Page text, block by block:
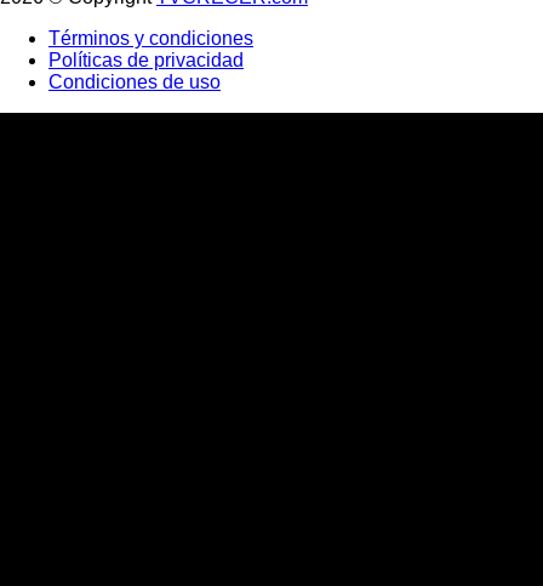
Términos y condiciones
Políticas de privacidad
Condiciones de uso